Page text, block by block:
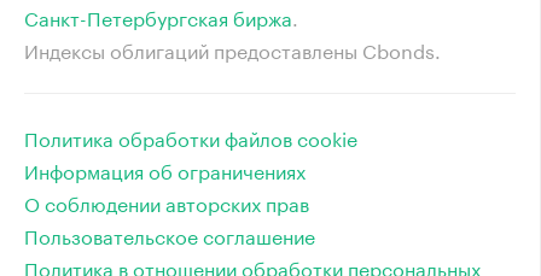
Санкт-Петербургская биржа⁠.
Индексы облигаций предоставлены Cbonds.
Политика обработки файлов cookie
Информация об ограничениях
О соблюдении авторских прав
Пользовательское соглашение
Политика в отношении обработки персональных